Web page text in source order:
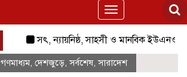
Toggle
navigation
সৎ, ন্যায়নিষ্ঠ, সাহসী ও মানবিক ইউএনও
গণমাধ্যম, দেশজুড়ে,সর্বশেষ,সারাদেশ